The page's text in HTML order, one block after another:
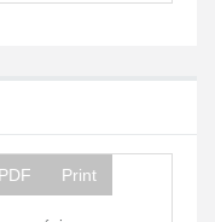
PDF Print